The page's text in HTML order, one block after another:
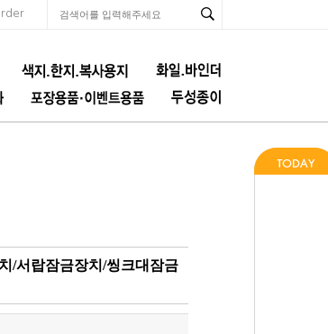
/서랍잠금장치/씽크대잠금